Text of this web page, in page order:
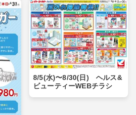
8/5(水)〜8/30(日) ヘルス&
ビューティーWEBチラシ